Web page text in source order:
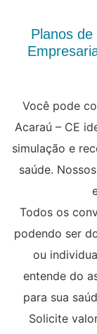
Planos
Você pode
Acaraú – CE
simulação e
saúde.
Todos os
podendo ser
ou
entende do
para sua
Solicite